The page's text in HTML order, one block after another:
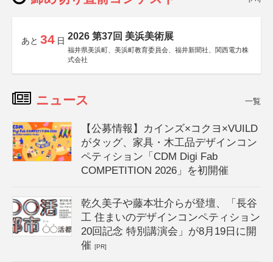
あと 34 日 2026 第37回 美浜美術展
福井県美浜町、美浜町教育委員会、福井新聞社、関西電力株
式会社
ニュース 一覧
【公募情報】カインズ×コクヨ×VUILD
がタッグ、家具・木工品デザインコン
ペティション「CDM Digi Fab
COMPETITION 2026」を初開催
乾久美子や藤本壮介らが登壇、「長谷
工 住まいのデザインコンペティション
20回記念 特別講演会」が8月19日に開
催[PR]